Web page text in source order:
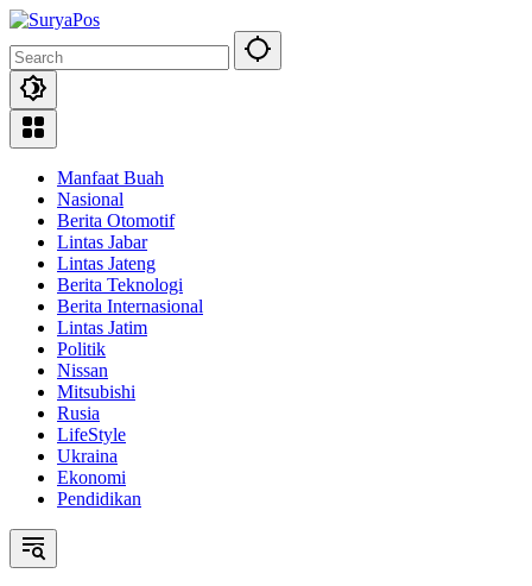
Skip
content
Manfaat Buah
Nasional
Berita Otomotif
Lintas Jabar
Lintas Jateng
Berita Teknologi
Berita Internasional
Lintas Jatim
Politik
Nissan
Mitsubishi
Rusia
LifeStyle
Ukraina
Ekonomi
Pendidikan